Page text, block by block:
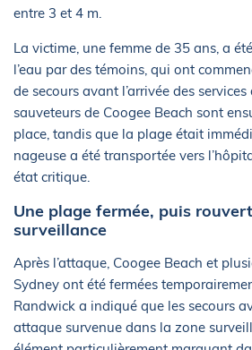
entre 3 et 4 m.
La victime, une femme de 35 ans, a
l’eau par des témoins, qui ont
de secours avant l’arrivée des services
sauveteurs de Coogee Beach sont
place, tandis que la plage était
nageuse a été transportée vers
état critique.
Une plage fermée, puis
surveillance
Après l’attaque, Coogee Beach et
Sydney ont été fermées
Randwick a indiqué que les secours
attaque survenue dans la zone